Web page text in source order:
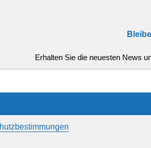
Erhalten Sie die neuesten News